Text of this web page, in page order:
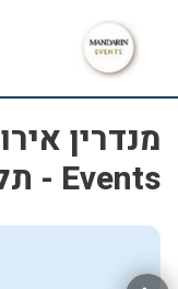
Events - תל אביב